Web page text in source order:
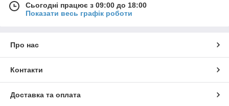
Сьогодні працює з 09:00 до 18:00
Показати весь графік роботи
Про нас
Контакти
Доставка та оплата